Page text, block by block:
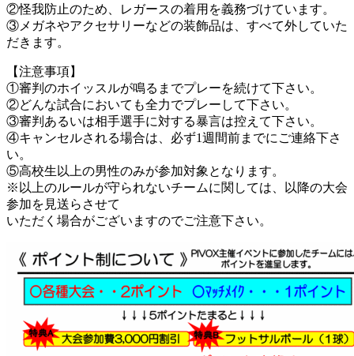
②怪我防止のため、レガースの着用を義務づけています。
③メガネやアクセサリーなどの装飾品は、すべて外していた
だきます。
【注意事項】
①審判のホイッスルが鳴るまでプレーを続けて下さい。
②どんな試合においても全力でプレーして下さい。
③審判あるいは相手選手に対する暴言は控えて下さい。
④キャンセルされる場合は、必ず1週間前までにご連絡下さ
い。
⑤高校生以上の男性のみが参加対象となります。
※以上のルールが守られないチームに関しては、以降の大会
参加を見送らさせて
いただく場合がございますのでご注意下さい。